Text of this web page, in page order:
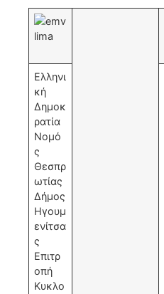
Ελληνι
κή
Δημοκ
ρατία
Νομό
ς
Θεσπρ
ωτίας
Δήμος
Ηγουμ
ενίτσα
ς
Επιτρ
οπή
Κυκλο